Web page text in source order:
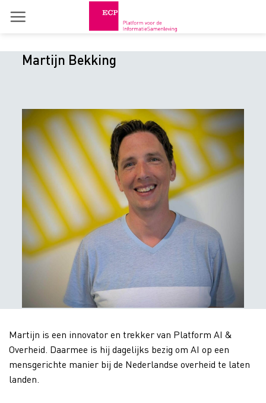
Martijn Bekking
Martijn is een innovator en trekker van Platform AI &
Overheid. Daarmee is hij dagelijks bezig om AI op een
mensgerichte manier bij de Nederlandse overheid te laten
landen.